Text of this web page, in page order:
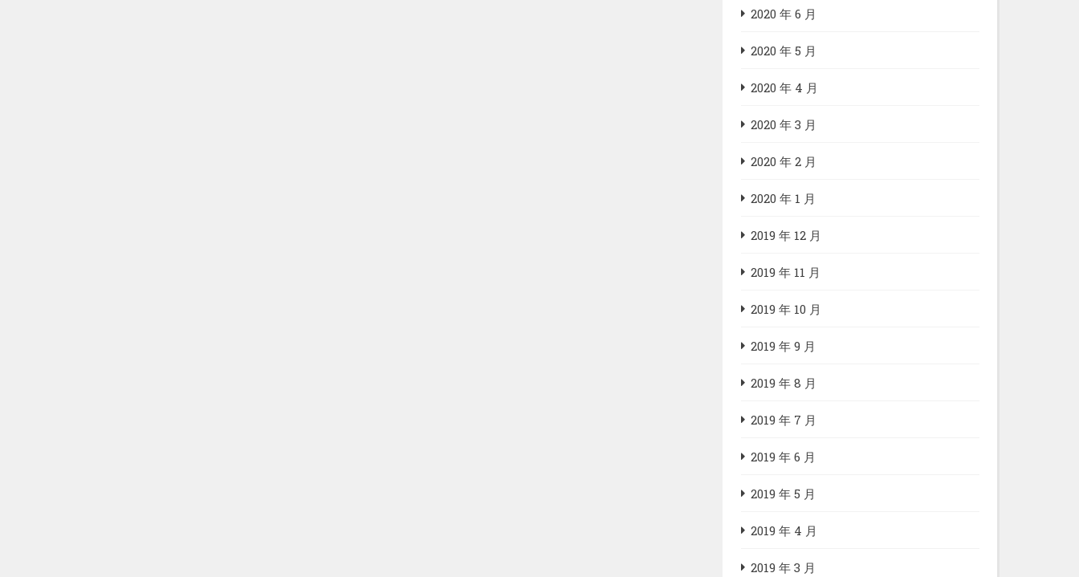
2020 年 6 月
2020 年 5 月
2020 年 4 月
2020 年 3 月
2020 年 2 月
2020 年 1 月
2019 年 12 月
2019 年 11 月
2019 年 10 月
2019 年 9 月
2019 年 8 月
2019 年 7 月
2019 年 6 月
2019 年 5 月
2019 年 4 月
2019 年 3 月